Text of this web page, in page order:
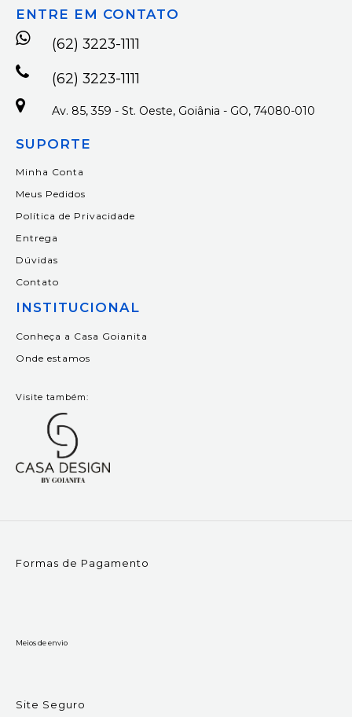
ENTRE EM CONTATO
(62) 3223-1111
(62) 3223-1111
Av. 85, 359 - St. Oeste, Goiânia - GO, 74080-010
SUPORTE
Minha Conta
Meus Pedidos
Política de Privacidade
Entrega
Dúvidas
Contato
INSTITUCIONAL
Conheça a Casa Goianita
Onde estamos
Visite também:
Formas de Pagamento
Meios de envio
Site Seguro